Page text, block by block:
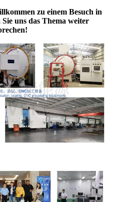
zu einem Besuch in
uns das Thema weiter